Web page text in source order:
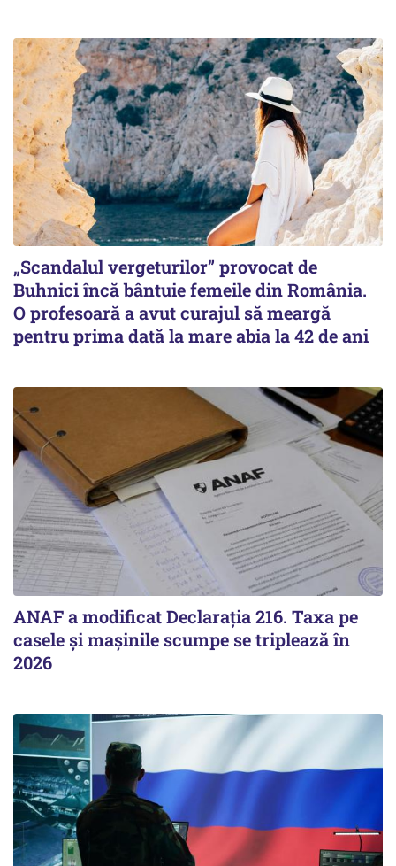
„Scandalul vergeturilor” provocat de
Buhnici încă bântuie femeile din România.
O profesoară a avut curajul să meargă
pentru prima dată la mare abia la 42 de ani
ANAF a modificat Declarația 216. Taxa pe
casele și mașinile scumpe se triplează în
2026